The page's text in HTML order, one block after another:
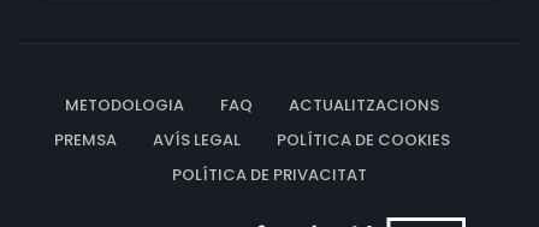
METODOLOGIA FAQ
ACTUALITZACIONS
PREMSA
AVÍS LEGAL
POLÍTICA DE COOKIES
POLÍTICA DE PRIVACITAT